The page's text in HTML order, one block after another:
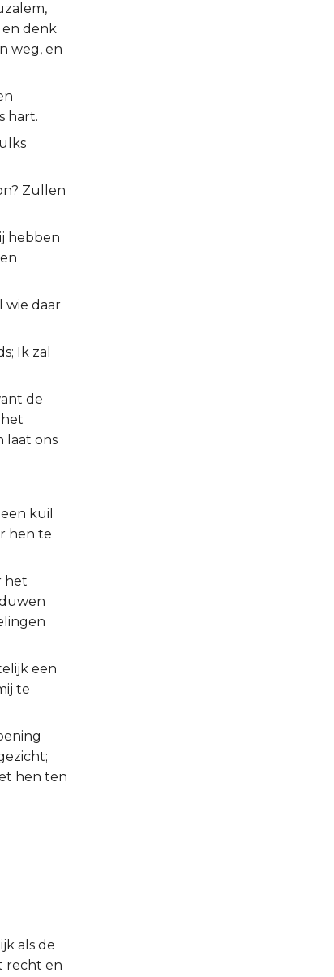
en denk
weg, en
hart.
Zullen
hebben
wie daar
Ik zal
de
laat ons
kuil
hen te
het
een
te
hen ten
als de
recht en